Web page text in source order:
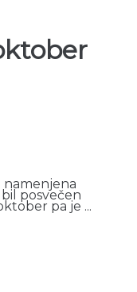
namenjena
posvečen
pa je ...